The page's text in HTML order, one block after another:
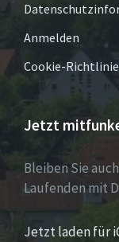
Anmelden
Cookie-Richtlinie
Jetzt
Bleiben Sie
Laufenden mit
Jetzt laden für